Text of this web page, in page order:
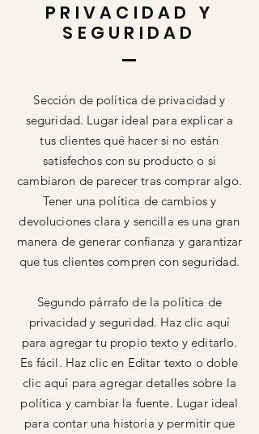
PRIVACIDAD Y
SEGURIDAD
Sección de política de privacidad y
seguridad. Lugar ideal para explicar a
tus clientes qué hacer si no están
satisfechos con su producto o si
cambiaron de parecer tras comprar algo.
Tener una política de cambios y
devoluciones clara y sencilla es una gran
manera de generar confianza y garantizar
que tus clientes compren con seguridad.
Segundo párrafo de la política de
privacidad y seguridad. Haz clic aquí
para agregar tu propio texto y editarlo.
Es fácil. Haz clic en Editar texto o doble
clic aquí para agregar detalles sobre la
política y cambiar la fuente. Lugar ideal
para contar una historia y permitir que